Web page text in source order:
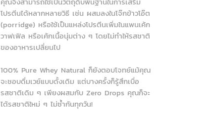
โปรตีนได้หลากหลายวิธี เช่น ผสมลงในโจ๊กข้าวโอ๊ต
(porridge) หรือใช้เป็นแหล่งโปรตีนเพิ่มในแพนเค้ก
วาฟเฟิล หรือเค้กเนื้อนุ่มต่าง ๆ โดยไม่ทำให้รสชาติ
ของอาหารเปลี่ยนไป
100% Pure Whey Natural ก็ยังตอบโจทย์แม้คุณ
จะชอบดื่มเวย์แบบดั้งเดิม แต่บางครั้งก็รู้สึกเบื่อ
รสชาติเดิม ๆ เพียงผสมกับ Zero Drops คุณก็จะ
ได้รสชาติใหม่ ๆ ไม่ซ้ำกันทุกวัน!